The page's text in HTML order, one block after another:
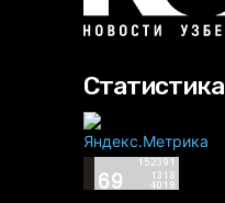
Статистика